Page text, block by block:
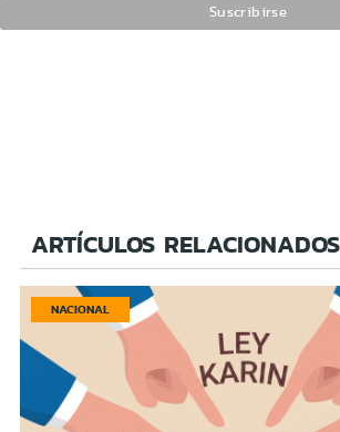
ARTÍCULOS RELACIONADOS
NACIONAL